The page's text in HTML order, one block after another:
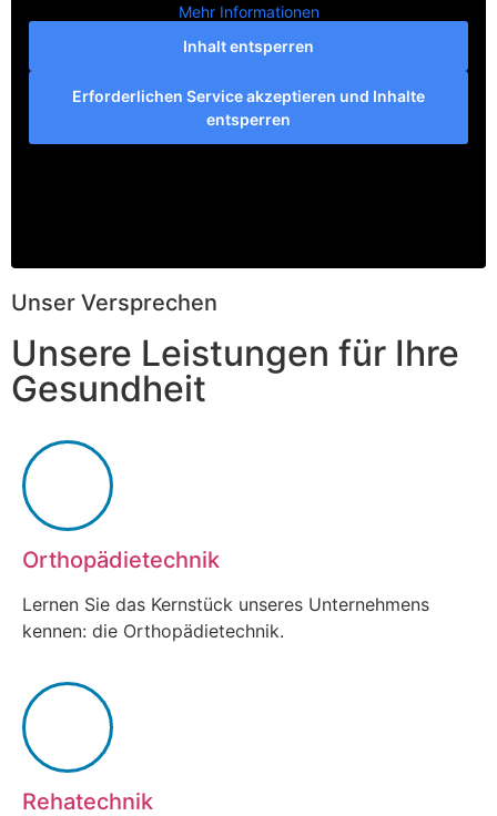
Mehr Informationen
Inhalt entsperren
Erforderlichen Service akzeptieren und Inhalte
entsperren
Unser Versprechen
Unsere Leistungen für Ihre
Gesundheit
Orthopädietechnik
Lernen Sie das Kernstück unseres Unternehmens
kennen: die Orthopädietechnik.
Rehatechnik